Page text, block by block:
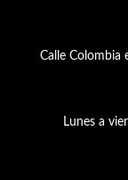
Calle Colombia
Lunes a